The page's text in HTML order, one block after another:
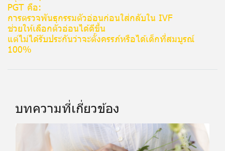
PGT คือ:
การตรวจพันธุกรรมตัวอ่อนก่อนใส่กลับใน IVF
ช่วยให้เลือกตัวอ่อนได้ดีขึ้น
แต่ไม่ได้รับประกันว่าจะตั้งครรภ์หรือได้เด็กที่สมบูรณ์
100%
บทความที่เกี่ยวข้อง